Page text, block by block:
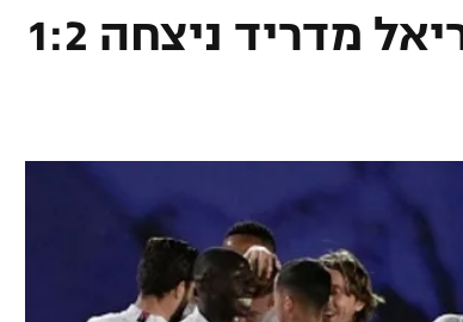
ליגה איטלקית
ליגה צרפתית
ליגה סינית
ליגה ברזילאית
ליגות נוספות
דני אבדיה
חזרה לפסגה בסטייל: ריאל מדריד ניצחה 1:2